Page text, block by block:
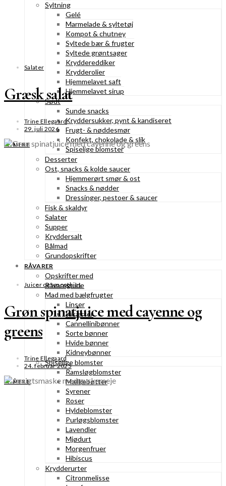
Syltning
Gelé
Marmelade & syltetøj
Kompot & chutney
Syltede bær & frugter
Syltede grøntsager
Kryddereddiker
Krydderolier
Hjemmelavet saft
Hjemmelavet sirup
Sødt
Sunde snacks
Kryddersukker, pynt & kandiseret
Frugt- & nøddesmør
Konfekt, chokolade & slik
Spiselige blomster
Desserter
Ost, snacks & kolde saucer
Hjemmerørt smør & ost
Snacks & nødder
Dressinger, pestoer & saucer
Fisk & skaldyr
Salater
Supper
Kryddersalt
Bålmad
Grundopskrifter
RÅVARER
Opskrifter med
Råvareguide
Mad med bælgfrugter
Linser
Kikærter
Cannellinibønner
Sorte bønner
Hvide bønner
Kidneybønner
Spiselige blomster
Ramsløgblomster
Mælkebøtter
Syrener
Roser
Hyldeblomster
Purløgsblomster
Lavendler
Mjødurt
Morgenfruer
Hibiscus
Krydderurter
Citronmelisse
Salater
Græsk salat
Trine Ellegaard
29. juli 2026
SE MERE
Juicer og smoothies
Grøn spinatjuice med cayenne og
greens
Trine Ellegaard
24. februar 2025
SE MERE